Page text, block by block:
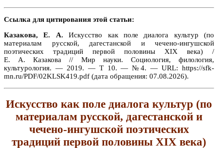
Ссылка для цитирования этой статьи:
Казакова, Е. А. Искусство как поле диалога культур (по
материалам русской, дагестанской и чечено-ингушской
поэтических традиций первой половины XIX века) /
Е. А. Казакова // Мир науки. Социология, филология,
культурология. — 2019. — Т 10. — №4. — URL: https://sfk-
mn.ru/PDF/02KLSK419.pdf (дата обращения: 07.08.2026).
Искусство как поле диалога культур (по
материалам русской, дагестанской и
чечено-ингушской поэтических
традиций первой половины XIX века)